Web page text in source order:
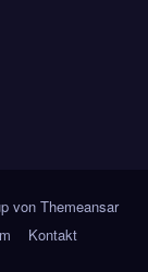
von Themeansar
Kontakt